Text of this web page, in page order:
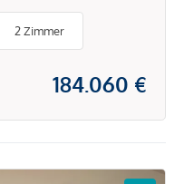
2 Zimmer
184.060 €